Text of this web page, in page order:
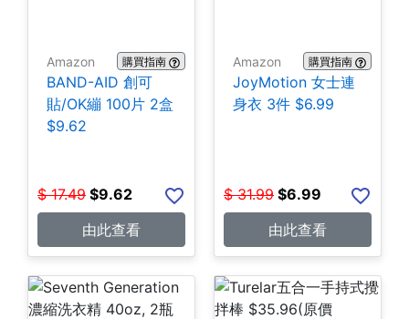
Amazon 購買指南
BAND-AID 創可
貼/OK繃 100片 2盒
$9.62
$ 17.49 $9.62
由此查看
Amazon 購買指南
JoyMotion 女士連
身衣 3件 $6.99
$ 31.99 $6.99
由此查看